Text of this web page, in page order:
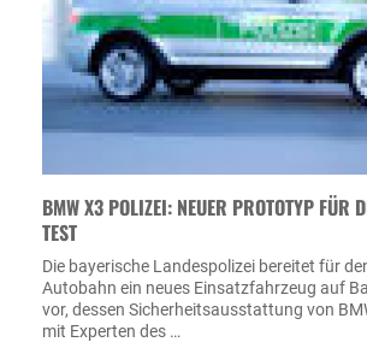
BMW X3 POLIZEI: NEUER PROTOTYP FÜR
TEST
Die bayerische Landespolizei bereitet für
Autobahn ein neues Einsatzfahrzeug auf
vor, dessen Sicherheitsausstattung von
mit Experten des …